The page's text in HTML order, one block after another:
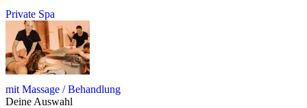
Private Spa
mit Massage / Behandlung
Deine Auswahl